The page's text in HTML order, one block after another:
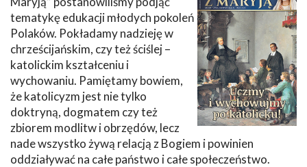
tematykę edukacji młodych pokoleń
Polaków. Pokładamy nadzieję w
chrześcijańskim, czy też ściślej –
katolickim kształceniu i
wychowaniu. Pamiętamy bowiem,
że katolicyzm jest nie tylko
doktryną, dogmatem czy też
zbiorem modlitw i obrzędów, lecz
nade wszystko żywą relacją z Bogiem i powinien
oddziaływać na całe państwo i całe społeczeństwo.